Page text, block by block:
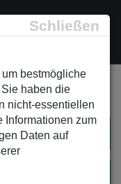
Schließen
bestmögliche
haben die
nicht-essentiellen
Informationen zum
Daten auf